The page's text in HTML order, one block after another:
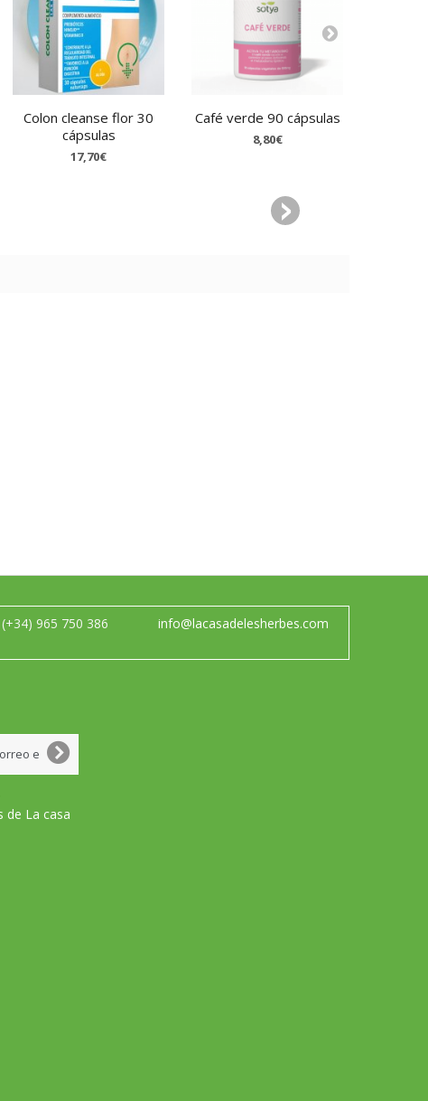
Colon cleanse flor 30
cápsulas
17,70€
Café verde 90 cápsulas
8,80€
(+34) 965 750 386 info@lacasadelesherbes.com
de La casa